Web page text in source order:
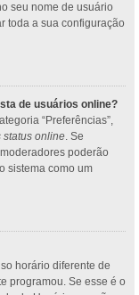
seu nome de usuário
toda a sua configuração
de usuários online?
“Preferências”,
status online. Se
poderão
sistema como um
horário diferente de
programou. Se esse é o